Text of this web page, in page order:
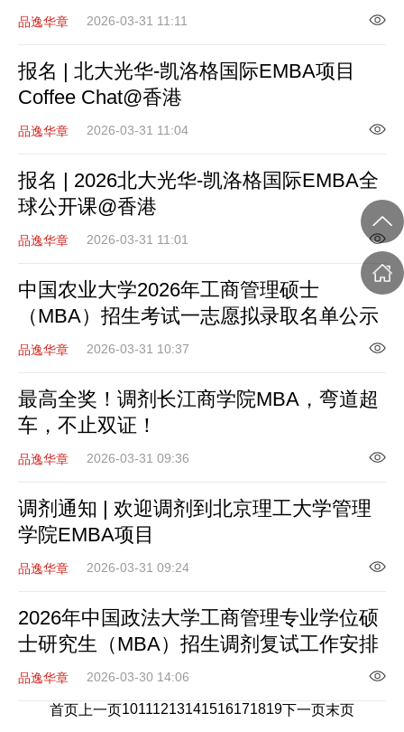
品逸华章 2026-03-31 11:11
报名 | 北大光华-凯洛格国际EMBA项目
Coffee Chat@香港
品逸华章 2026-03-31 11:04
报名 | 2026北大光华-凯洛格国际EMBA全
球公开课@香港
品逸华章 2026-03-31 11:01
中国农业大学2026年工商管理硕士
（MBA）招生考试一志愿拟录取名单公示
品逸华章 2026-03-31 10:37
最高全奖！调剂长江商学院MBA，弯道超
车，不止双证！
品逸华章 2026-03-31 09:36
调剂通知 | 欢迎调剂到北京理工大学管理
学院EMBA项目
品逸华章 2026-03-31 09:24
2026年中国政法大学工商管理专业学位硕
士研究生（MBA）招生调剂复试工作安排
品逸华章 2026-03-30 14:06
首页 上一页10111213141516171819下一页末页